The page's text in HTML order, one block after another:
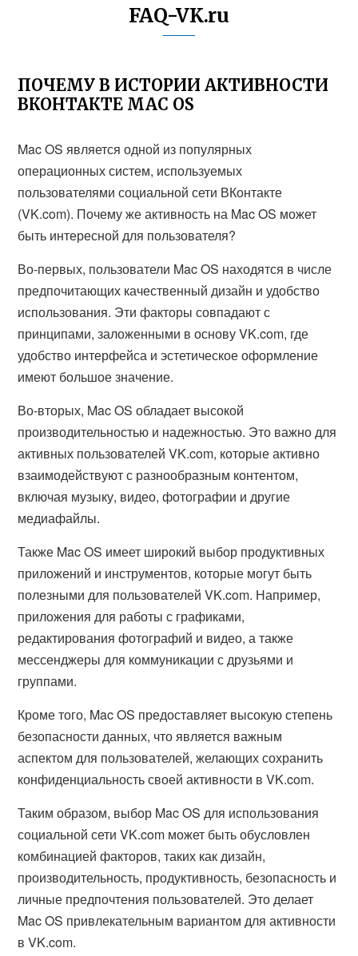
FAQ-VK.ru
ПОЧЕМУ В ИСТОРИИ АКТИВНОСТИ
ВКОНТАКТЕ MAC OS
Mac OS является одной из популярных
операционных систем, используемых
пользователями социальной сети ВКонтакте
(VK.com). Почему же активность на Mac OS может
быть интересной для пользователя?
Во-первых, пользователи Mac OS находятся в числе
предпочитающих качественный дизайн и удобство
использования. Эти факторы совпадают с
принципами, заложенными в основу VK.com, где
удобство интерфейса и эстетическое оформление
имеют большое значение.
Во-вторых, Mac OS обладает высокой
производительностью и надежностью. Это важно для
активных пользователей VK.com, которые активно
взаимодействуют с разнообразным контентом,
включая музыку, видео, фотографии и другие
медиафайлы.
Также Mac OS имеет широкий выбор продуктивных
приложений и инструментов, которые могут быть
полезными для пользователей VK.com. Например,
приложения для работы с графиками,
редактирования фотографий и видео, а также
мессенджеры для коммуникации с друзьями и
группами.
Кроме того, Mac OS предоставляет высокую степень
безопасности данных, что является важным
аспектом для пользователей, желающих сохранить
конфиденциальность своей активности в VK.com.
Таким образом, выбор Mac OS для использования
социальной сети VK.com может быть обусловлен
комбинацией факторов, таких как дизайн,
производительность, продуктивность, безопасность и
личные предпочтения пользователей. Это делает
Mac OS привлекательным вариантом для активности
в VK.com.